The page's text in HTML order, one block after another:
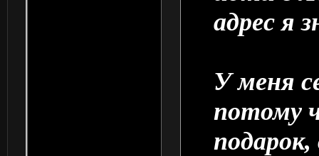
адрес я
У меня
потому